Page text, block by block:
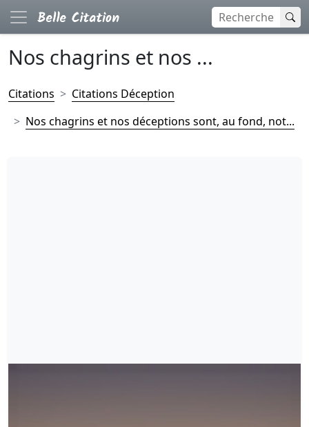
Nos chagrins et nos ...
Citations
Citations Déception
Nos chagrins et nos déceptions sont, au fond, not...